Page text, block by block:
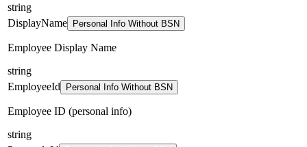
string
DisplayName
Personal Info Without BSN
Employee Display Name
string
EmployeeId
Personal Info Without BSN
Employee ID (personal info)
string